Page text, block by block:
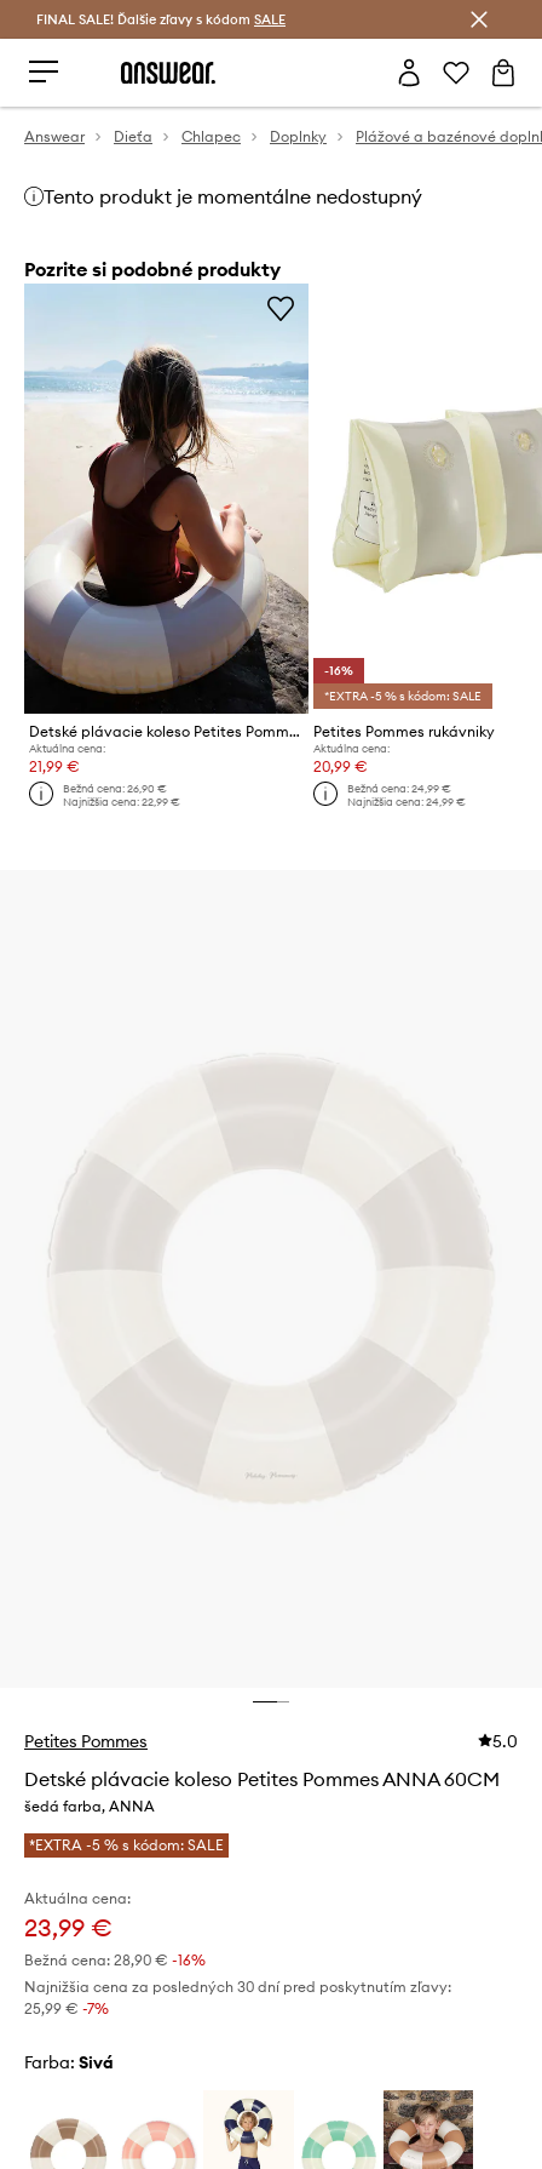
Šetrite s Answear Club >
FINAL SALE! Ďalšie zľavy s kódom SALE
Answear Dieťa Chlapec Doplnky Plážové a bazénové
Tento produkt je momentálne nedostupný
Pozrite si podobné produkty
Detské plávacie koleso Petites Pommes OLIVIA 45CM
Aktuálna cena:
21,99 €
Bežná cena:26,90 €
Najnižšia cena:22,99 €
-16%
*EXTRA -5 % s kódom: SALE
Petites Pommes rukávniky
Aktuálna cena:
20,99 €
Bežná cena: 24,99 €
Najnižšia cena: 24,99 €
Petites Pommes 5.0
Detské plávacie koleso Petites Pommes ANNA 60CM
šedá farba, ANNA
*EXTRA -5 % s kódom: SALE
Aktuálna cena:
23,99 €
Bežná cena: 28,90 € -16%
Najnižšia cena za posledných 30 dní pred poskytnutím zľavy:
25,99 € -7%
Farba: sivá